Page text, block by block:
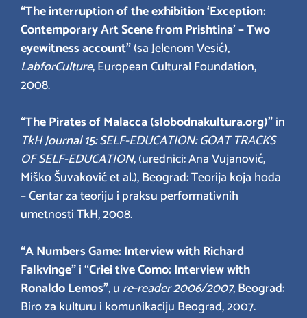
“The interruption of the exhibition ‘Exception:
Contemporary Art Scene from Prishtina’ – Two
eyewitness account”(sa Jelenom Vesić),
LabforCulture, European Cultural Foundation,
2008.
“The Pirates of Malacca (slobodnakultura.org)”in
TkH Journal 15: SELF-EDUCATION: GOAT TRACKS
OF SELF-EDUCATION, (urednici: Ana Vujanović,
Miško Šuvaković et al.), Beograd: Teorija koja hoda
– Centar za teoriju i praksu performativnih
umetnosti TkH, 2008.
“A Numbers Game: Interview with Richard
Falkvinge”i“Criei tive Como: Interview with
Ronaldo Lemos”, u re-reader 2006/2007, Beograd:
Biro za kulturu i komunikaciju Beograd, 2007.